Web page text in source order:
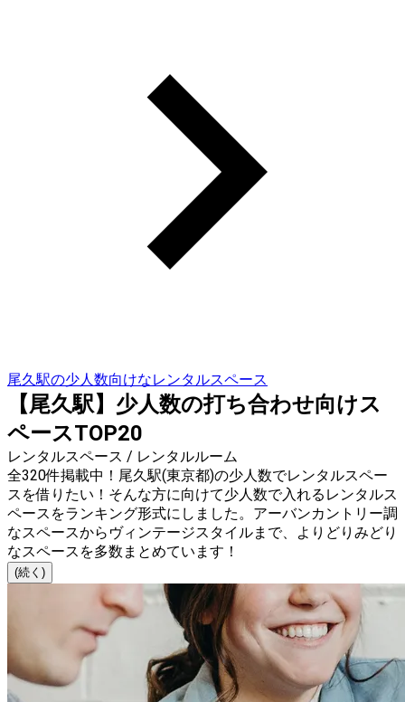
尾久駅の少人数向けなレンタルスペース
【尾久駅】少人数の打ち合わせ向けス
ペースTOP20
レンタルスペース / レンタルルーム
全320件掲載中！尾久駅(東京都)の少人数でレンタルスペー
スを借りたい！そんな方に向けて少人数で入れるレンタルス
ペースをランキング形式にしました。アーバンカントリー調
なスペースからヴィンテージスタイルまで、よりどりみどり
なスペースを多数まとめています！
(続く)